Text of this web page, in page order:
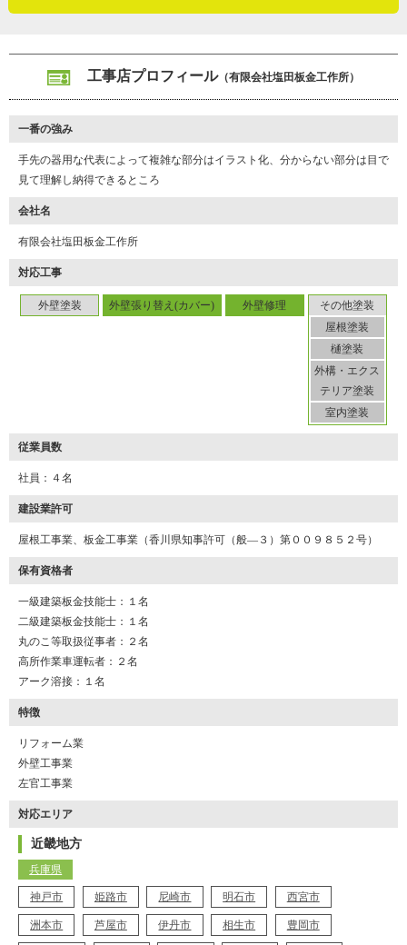
工事店プロフィール（有限会社塩田板金工作所）
一番の強み
手先の器用な代表によって複雑な部分はイラスト化、分からない部分は目で
見て理解し納得できるところ
会社名
有限会社塩田板金工作所
対応工事
外壁塗装 外壁張り替え(カバー) 外壁修理
その他塗装
屋根塗装
樋塗装
外構・エクス
テリア塗装
室内塗装
従業員数
社員：４名
建設業許可
屋根工事業、板金工事業（香川県知事許可（般―３）第００９８５２号）
保有資格者
一級建築板金技能士：１名
二級建築板金技能士：１名
丸のこ等取扱従事者：２名
高所作業車運転者：２名
アーク溶接：１名
特徴
リフォーム業
外壁工事業
左官工事業
対応エリア
近畿地方
兵庫県
神戸市 姫路市 尼崎市 明石市 西宮市
洲本市 芦屋市 伊丹市 相生市 豊岡市